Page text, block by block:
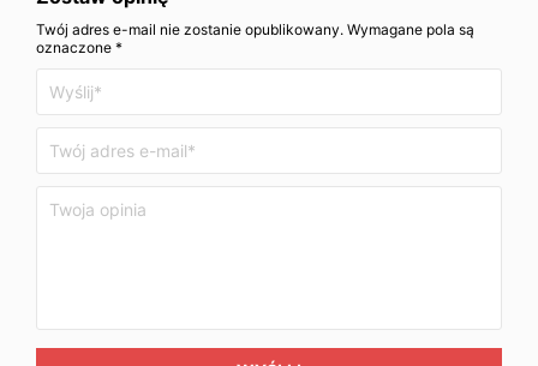
Twój adres e-mail nie zostanie opublikowany. Wymagane pola są
oznaczone *